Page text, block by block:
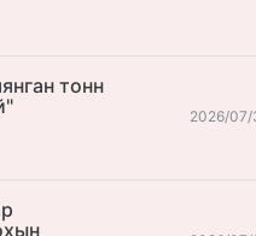
тонн
2026/07/